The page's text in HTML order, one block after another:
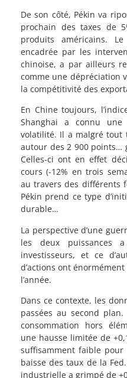
De son côté, Pékin va
prochain des taxes de
produits américains.
encadrée par les
chinoise, a par ailleurs
comme une dépréciation
la compétitivité des
En Chine toujours,
Shanghai a connu
volatilité. Il a malgré tout
autour des 2 900 points…
Celles-ci ont en effet
cours (-12% en trois
au travers des différents
Pékin prend ce type
durable…
La perspective d’une
les deux puissances
investisseurs, et ce
d’actions ont
l’année.
Dans ce contexte, les
passées au second
consommation hors
une hausse limitée de
suffisamment faible
baisse des taux de la
industrielle a grimpé de